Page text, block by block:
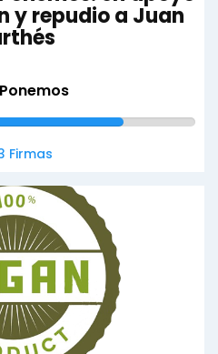
y repudio a Juan
Firmas